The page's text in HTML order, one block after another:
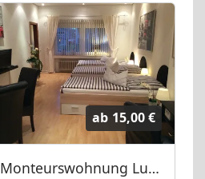
ab 15,00 €
Monteurswohnung Luesgens